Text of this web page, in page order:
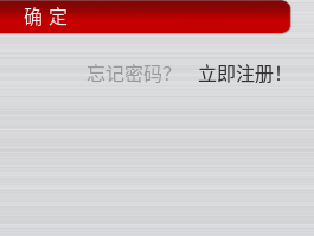
忘记密码？ 立即注册！